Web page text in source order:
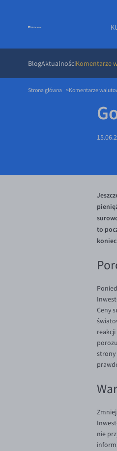
BlogAktualnościKomentarze
Strona główna Komentarze
to
Ceny
strony
nie